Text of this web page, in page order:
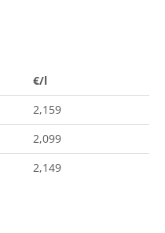
€/l
2,159
2,099
2,149